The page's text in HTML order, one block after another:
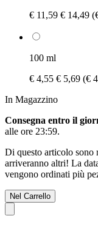
€ 11,59 € 14,49
100 ml
€ 4,55 € 5,69 (€
In Magazzino
Consegna entro il
alle ore 23:59.
Di questo articolo sono
arriveranno altri! La
vengono ordinati più
Nel Carrello